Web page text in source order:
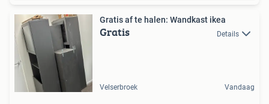
Gratis af te halen: Wandkast ikea
Gratis Details
Velserbroek Vandaag